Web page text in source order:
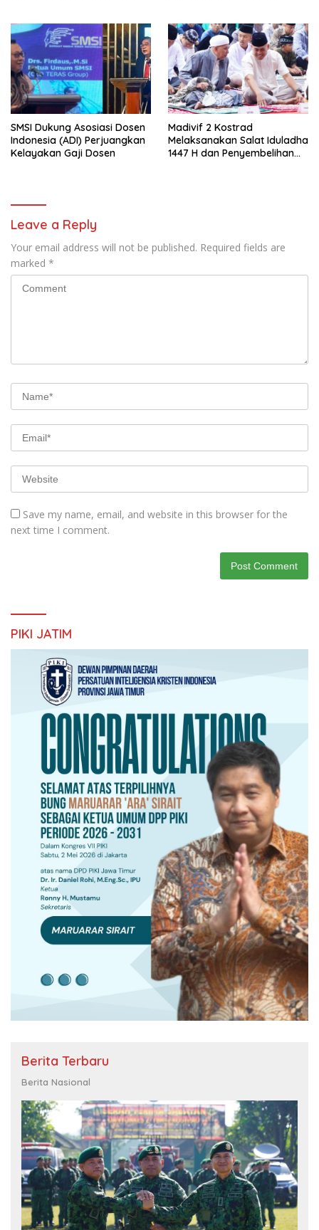
SMSI Dukung Asosiasi Dosen
Indonesia (ADI) Perjuangkan
Kelayakan Gaji Dosen
Madivif 2 Kostrad
Melaksanakan Salat Iduladha
1447 H dan Penyembelihan
Leave a Reply
Your email address will not be published. Required fields are
marked *
Save my name, email, and website in this browser for the
next time I comment.
PIKI JATIM
Berita Terbaru
Berita Nasional